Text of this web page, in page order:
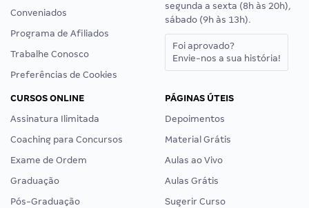
Conveniados
Programa de Afiliados
Trabalhe Conosco
Preferências de Cookies
segunda a sexta (8h às 20h),
sábado (9h às 13h).
Foi aprovado?
Envie-nos a sua história!
CURSOS ONLINE
Assinatura Ilimitada
Coaching para Concursos
Exame de Ordem
Graduação
Pós-Graduação
PÁGINAS ÚTEIS
Depoimentos
Material Grátis
Aulas ao Vivo
Aulas Grátis
Sugerir Curso